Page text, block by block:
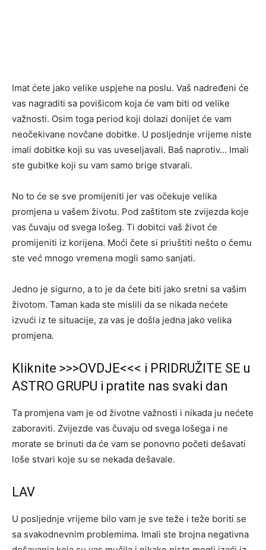
Imat ćete jako velike uspjehe na poslu. Vaš nadređeni će
vas nagraditi sa povišicom koja će vam biti od velike
važnosti. Osim toga period koji dolazi donijet će vam
neočekivane novčane dobitke. U posljednje vrijeme niste
imali dobitke koji su vas uveseljavali. Baš naprotiv… Imali
ste gubitke koji su vam samo brige stvarali.
No to će se sve promijeniti jer vas očekuje velika
promjena u vašem životu. Pod zaštitom ste zvijezda koje
vas čuvaju od svega lošeg. Ti dobitci vaš život će
promijeniti iz korijena. Moći čete si priuštiti nešto o čemu
ste već mnogo vremena mogli samo sanjati.
Jedno je sigurno, a to je da ćete biti jako sretni sa vašim
životom. Taman kada ste mislili da se nikada nećete
izvući iz te situacije, za vas je došla jedna jako velika
promjena.
Kliknite >>>OVDJE<<< i PRIDRUŽITE SE u
ASTRO GRUPU i pratite nas svaki dan
Ta promjena vam je od životne važnosti i nikada ju nećete
zaboraviti. Zvijezde vas čuvaju od svega lošega i ne
morate se brinuti da će vam se ponovno početi dešavati
loše stvari koje su se nekada dešavale.
LAV
U posljednje vrijeme bilo vam je sve teže i teže boriti se
sa svakodnevnim problemima. Imali ste brojna negativna